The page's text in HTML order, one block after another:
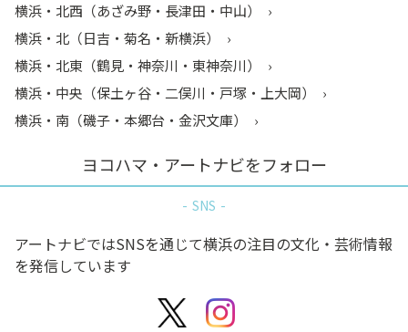
横浜・北西（あざみ野・長津田・中山）
横浜・北（日吉・菊名・新横浜）
横浜・北東（鶴見・神奈川・東神奈川）
横浜・中央（保土ヶ谷・二俣川・戸塚・上大岡）
横浜・南（磯子・本郷台・金沢文庫）
ヨコハマ・アートナビをフォロー
SNS
アートナビではSNSを通じて横浜の注目の文化・芸術情報
を発信しています